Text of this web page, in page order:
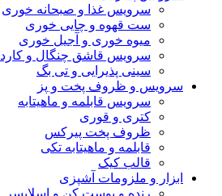
سرویس غذا و صبحانه خوری
ست قهوه و چایی خوری
میوه خوری و آجیل خوری
سرویس قاشق چنگال و کارد
سینی پذیرایی و تی بگ
سرویس و ظروف پخت و پز
سرویس قابلمه و ماهیتابه
کتری و قوری
ظروف پخت پیرکس
قابلمه و ماهیتابه تکی
قالب کیک
ابزار و ملزومات آشپزی
رنده و پوست کن و اسلایسر